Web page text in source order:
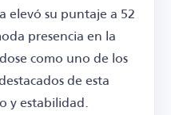
elevó su puntaje a 52
presencia en la
como uno de los
de esta
y estabilidad.